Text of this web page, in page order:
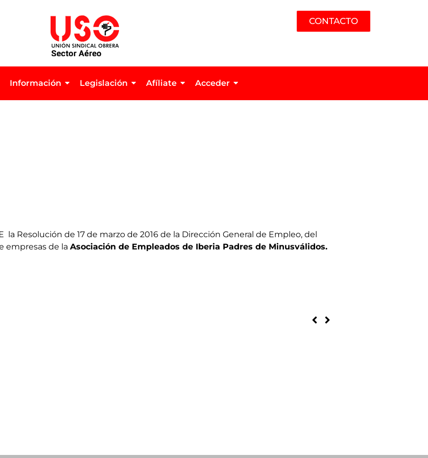
CONTACTO
Información Legislación Afíliate Acceder
Resolución de 17 de marzo de 2016 de la Dirección General de Empleo, del
empresas de la Asociación de Empleados de Iberia Padres de Minusválidos.